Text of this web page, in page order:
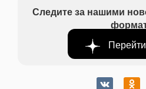
Следите за нашими